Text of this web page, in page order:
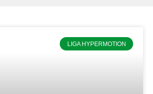
LIGA HYPERMOTION